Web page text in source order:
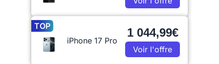
TOP
iPhone 17 Pro
1 044,99€
Voir l'offre